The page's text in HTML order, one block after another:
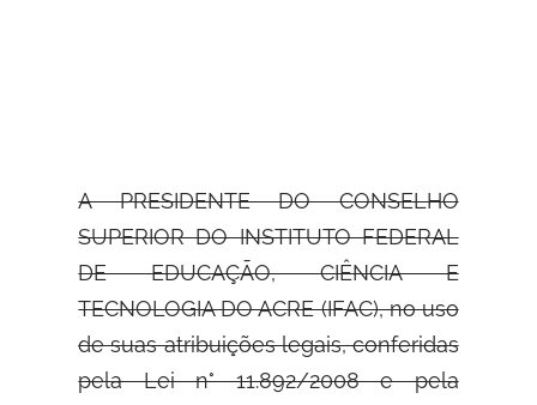
A PRESIDENTE DO CONSELHO
SUPERIOR DO INSTITUTO FEDERAL
DE EDUCAÇÃO,CIÊNCIA E
TECNOLOGIA DO ACRE (IFAC), no uso
de suas atribuições legais, conferidas
pela Lei n° 11.892/2008 e pela